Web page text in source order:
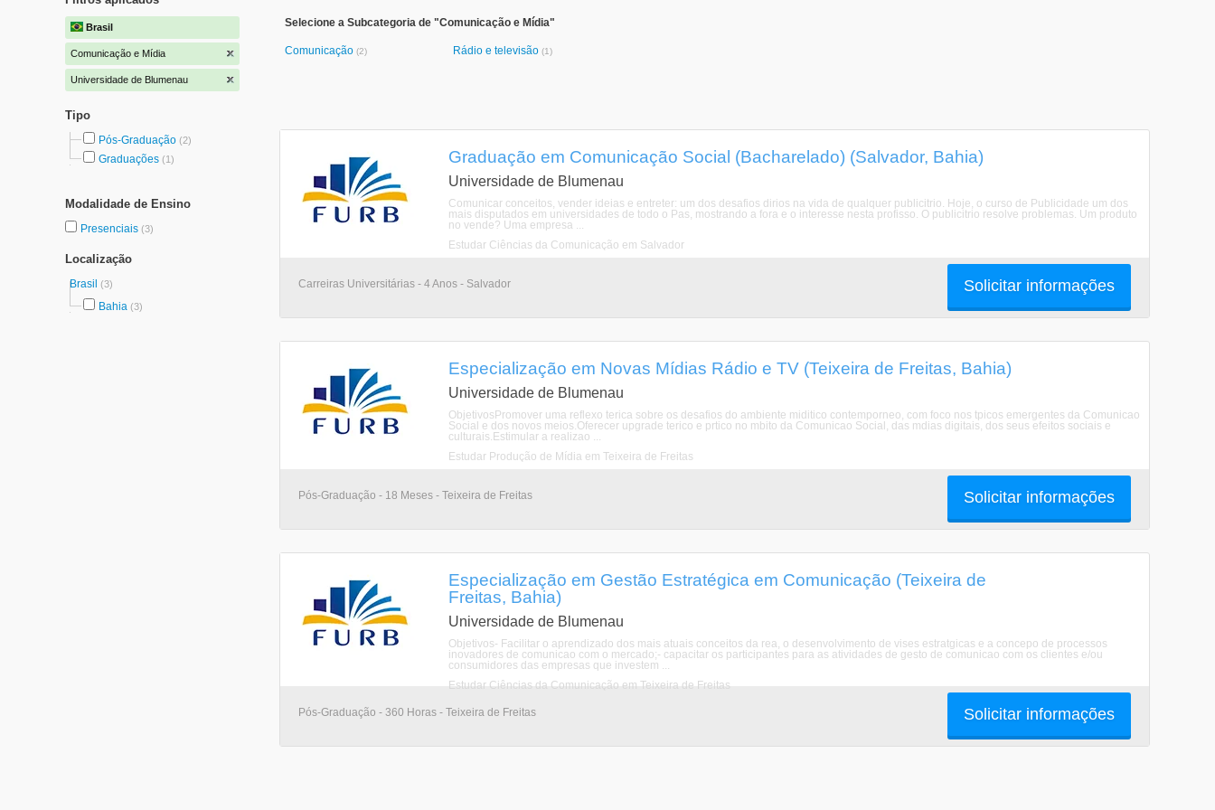
Brasil
Comunicação e Mídia
Universidade de Blumenau
Tipo
Pós-Graduação (2)
Graduações (1)
Modalidade de Ensino
Presenciais (3)
Localização
Brasil (3)
Bahia (3)
Selecione a Subcategoria de "Comunicação e Mídia"
Comunicação (2) Rádio e televisão (1)
Graduação em Comunicação Social (Bacharelado) (Salvador, Bahia)
Universidade de Blumenau
Comunicar conceitos, vender ideias e entreter: um dos desafios dirios na vida de qualquer publicitrio. Hoje, o curso de Publicidade um dos
mais disputados em universidades de todo o Pas, mostrando a fora e o interesse nesta profisso. O publicitrio resolve problemas. Um produto
no vende? Uma empresa ...
Estudar Ciências da Comunicação em Salvador
Carreiras Universitárias - 4 Anos - Salvador Solicitar informações
Especialização em Novas Mídias Rádio e TV (Teixeira de Freitas, Bahia)
Universidade de Blumenau
ObjetivosPromover uma reflexo terica sobre os desafios do ambiente miditico contemporneo, com foco nos tpicos emergentes da Comunicao
Social e dos novos meios.Oferecer upgrade terico e prtico no mbito da Comunicao Social, das mdias digitais, dos seus efeitos sociais e
culturais.Estimular a realizao ...
Estudar Produção de Mídia em Teixeira de Freitas
Pós-Graduação - 18 Meses - Teixeira de Freitas Solicitar informações
Especialização em Gestão Estratégica em Comunicação (Teixeira de
Freitas, Bahia)
Universidade de Blumenau
Objetivos- Facilitar o aprendizado dos mais atuais conceitos da rea, o desenvolvimento de vises estratgicas e a concepo de processos
inovadores de comunicao com o mercado;- capacitar os participantes para as atividades de gesto de comunicao com os clientes e/ou
consumidores das empresas que investem ...
Estudar Ciências da Comunicação em Teixeira de Freitas
Pós-Graduação - 360 Horas - Teixeira de Freitas Solicitar informações